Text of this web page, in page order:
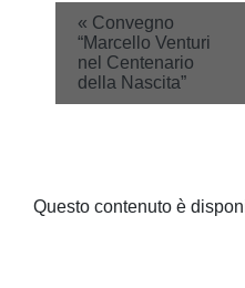
Event
Navigation
« Convegno
“Marcello Venturi
nel Centenario
della Nascita”
Questo contenuto è